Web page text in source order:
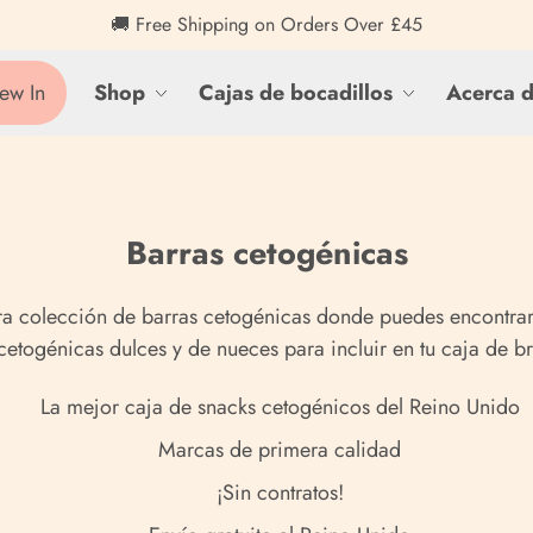
🚚 Free Shipping on Orders Over £45
In Shop Cajas de bocadillos Acerca
Barras cetogénicas
colección de barras cetogénicas donde puedes
dulces y de nueces para incluir en tu caja de
La mejor caja de snacks cetogénicos del Reino Unido
Marcas de primera calidad
¡Sin contratos!